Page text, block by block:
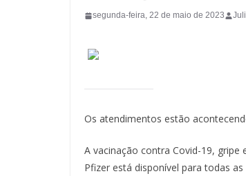
segunda-feira, 22 de maio de 2023
Os atendimentos estão
A vacinação contra Covid-19,
Pfizer está disponível para todas